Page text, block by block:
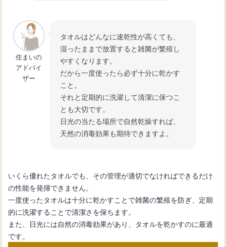
住まいの
アドバイ
ザー
タオルはどんなに速乾性が高くても、
湿ったままで放置すると雑菌が繁殖し
やすくなります。
だから一度使ったら必ず十分に乾かす
こと。
それと定期的に洗濯して清潔に保つこ
とも大切です。
日光の当たる場所で自然乾燥すれば、
天然の消毒効果も期待できますよ。
いくら優れたタオルでも、その管理が適切でなければできるだけ
の性能を発揮できません。
一度使ったタオルは十分に乾かすことで雑菌の繁殖を防ぎ、定期
的に洗濯することで清潔さを保ちます。
また、日光には自然の消毒効果があり、タオルを乾かすのに最適
です。